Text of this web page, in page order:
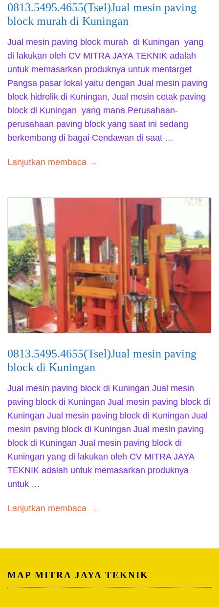
0813.5495.4655(Tsel)Jual mesin paving
block murah di Kuningan
Jual mesin paving block murah di Kuningan yang
di lakukan oleh CV MITRA JAYA TEKNIK adalah
untuk memasarkan produknya untuk mentarget
Pangsa pasar lokal yaitu dengan Jual mesin paving
block hidrolik di Kuningan, Jual mesin cetak paving
block di Kuningan yang mana Perusahaan-
perusahaan paving block yang saat ini sedang
berkembang di bagai Cendawan di saat …
Lanjutkan membaca →
0813.5495.4655(Tsel)Jual mesin paving
block di Kuningan
Jual mesin paving block di Kuningan Jual mesin
paving block di Kuningan Jual mesin paving block di
Kuningan Jual mesin paving block di Kuningan Jual
mesin paving block di Kuningan Jual mesin paving
block di Kuningan Jual mesin paving block di
Kuningan yang di lakukan oleh CV MITRA JAYA
TEKNIK adalah untuk memasarkan produknya
untuk …
Lanjutkan membaca →
MAP MITRA JAYA TEKNIK